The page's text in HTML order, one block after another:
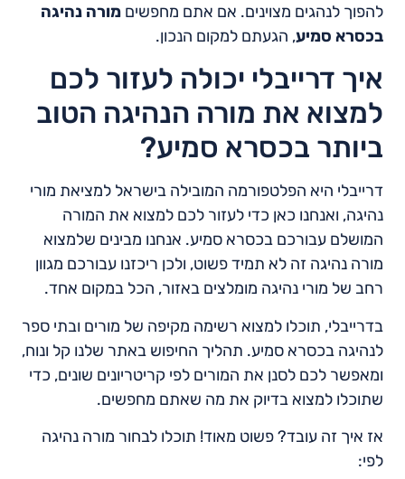
להפוך לנהגים מצוינים. אם אתם מחפשים מורה נהיגה
בכסרא סמיע, הגעתם למקום הנכון.
איך דרייבלי יכולה לעזור לכם
למצוא את מורה הנהיגה הטוב
ביותר בכסרא סמיע?
דרייבלי היא הפלטפורמה המובילה בישראל למציאת מורי
נהיגה, ואנחנו כאן כדי לעזור לכם למצוא את המורה
המושלם עבורכם בכסרא סמיע. אנחנו מבינים שלמצוא
מורה נהיגה זה לא תמיד פשוט, ולכן ריכזנו עבורכם מגוון
רחב של מורי נהיגה מומלצים באזור, הכל במקום אחד.
בדרייבלי, תוכלו למצוא רשימה מקיפה של מורים ובתי ספר
לנהיגה בכסרא סמיע. תהליך החיפוש באתר שלנו קל ונוח,
ומאפשר לכם לסנן את המורים לפי קריטריונים שונים, כדי
שתוכלו למצוא בדיוק את מה שאתם מחפשים.
אז איך זה עובד? פשוט מאוד! תוכלו לבחור מורה נהיגה
לפי: